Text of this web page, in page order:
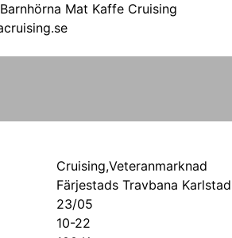
Mat Kaffe Cruising
Cruising,Veteranmarknad
Färjestads Travbana Karlstad
23/05
10-22